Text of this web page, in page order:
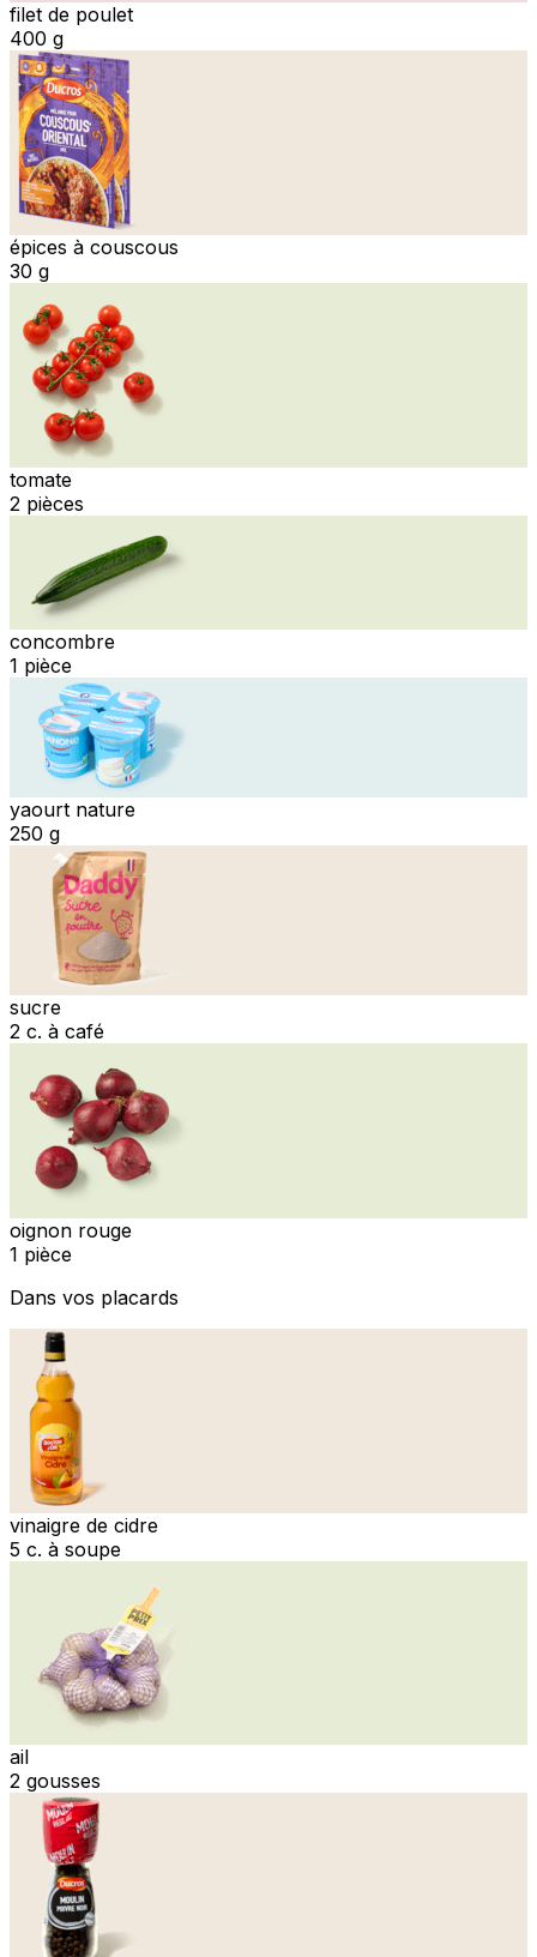
filet de poulet
400 g
épices à couscous
30 g
tomate
2 pièces
concombre
1 pièce
yaourt nature
250 g
sucre
2 c. à café
oignon rouge
1 pièce
Dans vos placards
vinaigre de cidre
5 c. à soupe
ail
2 gousses